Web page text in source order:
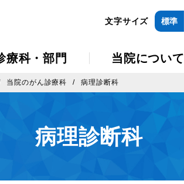
文字サイズ 標準
療科・部門 当院について
当院のがん診療科 病理診断科
病理診断科